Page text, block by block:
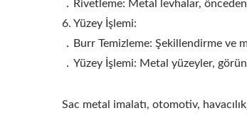
．Rivetleme: Metal levhalar,
6. Yüzey İşlemi:
．Burr Temizleme: Şekillendirme ve
．Yüzey İşlemi: Metal yüzeyler,
Sac metal imalatı, otomotiv,